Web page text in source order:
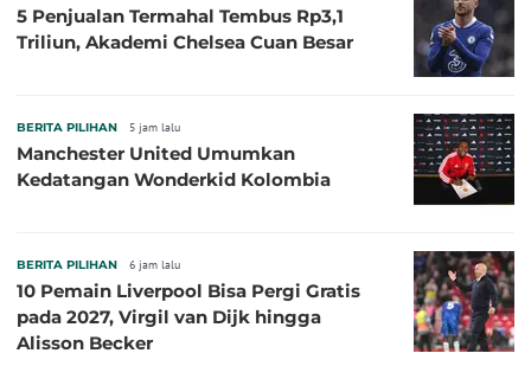
5 Penjualan Termahal Tembus Rp3,1
Triliun, Akademi Chelsea Cuan Besar
BERITA PILIHAN 5 jam lalu
Manchester United Umumkan
Kedatangan Wonderkid Kolombia
BERITA PILIHAN 6 jam lalu
10 Pemain Liverpool Bisa Pergi Gratis
pada 2027, Virgil van Dijk hingga
Alisson Becker